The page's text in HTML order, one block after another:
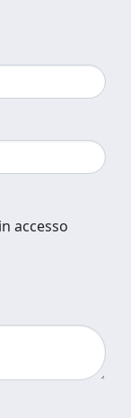
accesso